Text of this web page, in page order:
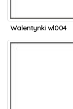
Walentynki wl004